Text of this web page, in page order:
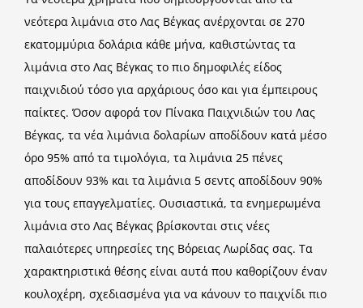
νεότερα λιμάνια στο Λας Βέγκας ανέρχονται σε 270
εκατομμύρια δολάρια κάθε μήνα, καθιστώντας τα
λιμάνια στο Λας Βέγκας το πιο δημοφιλές είδος
παιχνιδιού τόσο για αρχάριους όσο και για έμπειρους
παίκτες. Όσον αφορά τον Πίνακα Παιχνιδιών του Λας
Βέγκας, τα νέα λιμάνια δολαρίων αποδίδουν κατά μέσο
όρο 95% από τα τιμολόγια, τα λιμάνια 25 πένες
αποδίδουν 93% και τα λιμάνια 5 σεντς αποδίδουν 90%
για τους επαγγελματίες. Ουσιαστικά, τα ενημερωμένα
λιμάνια στο Λας Βέγκας βρίσκονται στις νέες
παλαιότερες υπηρεσίες της Βόρειας Λωρίδας σας. Τα
χαρακτηριστικά θέσης είναι αυτά που καθορίζουν έναν
κουλοχέρη, σχεδιασμένα για να κάνουν το παιχνίδι πιο